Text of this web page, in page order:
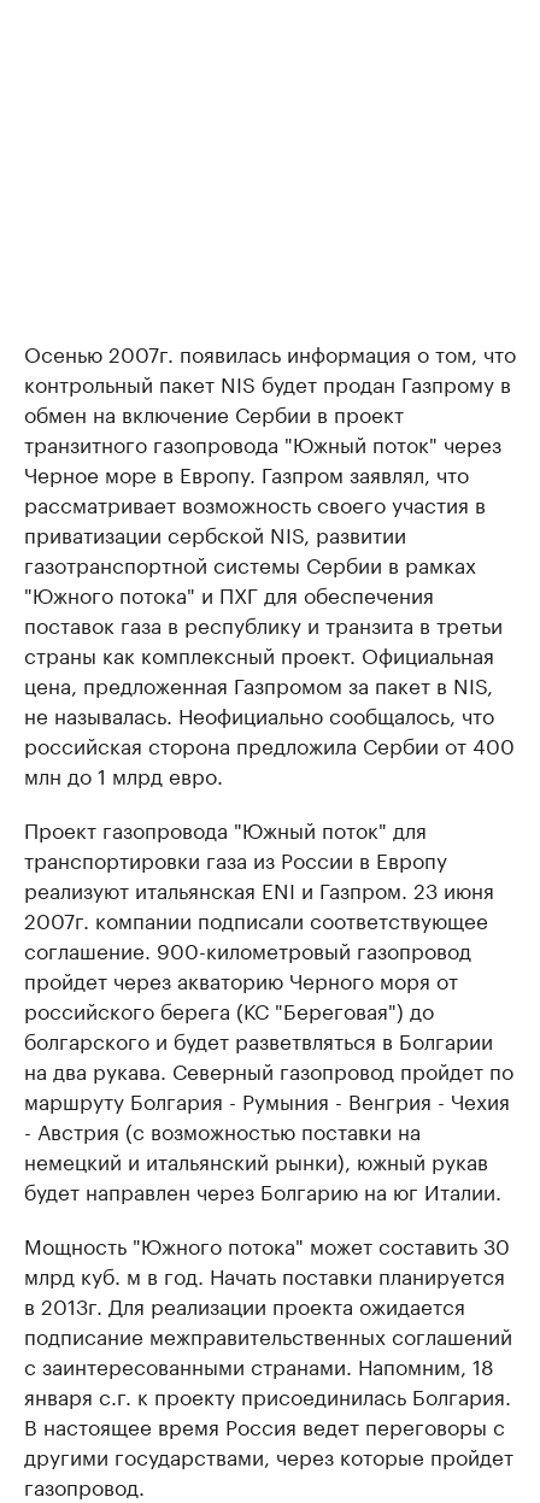
Осенью 2007г. появилась информация о том, что
контрольный пакет NIS будет продан Газпрому в
обмен на включение Сербии в проект
транзитного газопровода "Южный поток" через
Черное море в Европу. Газпром заявлял, что
рассматривает возможность своего участия в
приватизации сербской NIS, развитии
газотранспортной системы Сербии в рамках
"Южного потока" и ПХГ для обеспечения
поставок газа в республику и транзита в третьи
страны как комплексный проект. Официальная
цена, предложенная Газпромом за пакет в NIS,
не называлась. Неофициально сообщалось, что
российская сторона предложила Сербии от 400
млн до 1 млрд евро.
Проект газопровода "Южный поток" для
транспортировки газа из России в Европу
реализуют итальянская ENI и Газпром. 23 июня
2007г. компании подписали соответствующее
соглашение. 900-километровый газопровод
пройдет через акваторию Черного моря от
российского берега (КС "Береговая") до
болгарского и будет разветвляться в Болгарии
на два рукава. Северный газопровод пройдет по
маршруту Болгария - Румыния - Венгрия - Чехия
- Австрия (с возможностью поставки на
немецкий и итальянский рынки), южный рукав
будет направлен через Болгарию на юг Италии.
Мощность "Южного потока" может составить 30
млрд куб. м в год. Начать поставки планируется
в 2013г. Для реализации проекта ожидается
подписание межправительственных соглашений
с заинтересованными странами. Напомним, 18
января с.г. к проекту присоединилась Болгария.
В настоящее время Россия ведет переговоры с
другими государствами, через которые пройдет
газопровод.